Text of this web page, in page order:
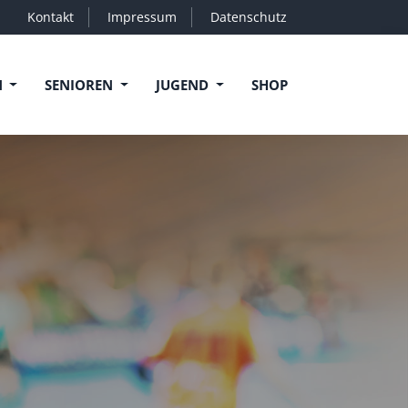
Kontakt Impressum Datenschutz
SENIOREN JUGEND SHOP